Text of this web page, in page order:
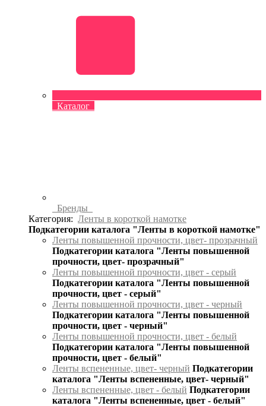
Каталог
Бренды
Категория: Ленты в короткой намотке
Подкатегории каталога "Ленты в короткой намотке"
Ленты повышенной прочности, цвет- прозрачный
Подкатегории каталога "Ленты повышенной
прочности, цвет- прозрачный"
Ленты повышенной прочности, цвет - серый
Подкатегории каталога "Ленты повышенной
прочности, цвет - серый"
Ленты повышенной прочности, цвет - черный
Подкатегории каталога "Ленты повышенной
прочности, цвет - черный"
Ленты повышенной прочности, цвет - белый
Подкатегории каталога "Ленты повышенной
прочности, цвет - белый"
Ленты вспененные, цвет- черный Подкатегории
каталога "Ленты вспененные, цвет- черный"
Ленты вспененные, цвет - белый Подкатегории
каталога "Ленты вспененные, цвет - белый"